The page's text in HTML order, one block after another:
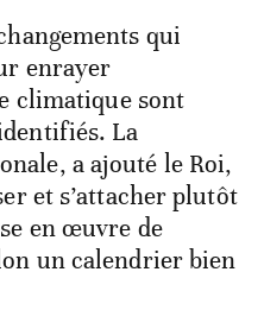
qui
enrayer
climatique sont
La
a ajouté le Roi,
et s’attacher plutôt
en œuvre de
un calendrier bien